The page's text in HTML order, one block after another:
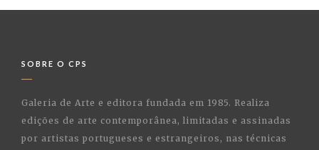
SOBRE O CPS
Galeria de Arte e editora fundada em 1985. Realiza
edições de arte contemporânea, limitadas e assinadas
por artistas portugueses e estrangeiros, nas técnicas